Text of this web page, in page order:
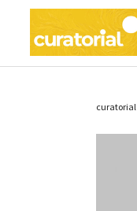
curatorial